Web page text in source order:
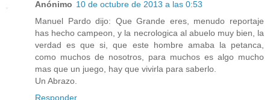
Anónimo 10 de octubre de 2013 a las 0:53
Manuel Pardo dijo: Que Grande eres, menudo reportaje
has hecho campeon, y la necrologica al abuelo muy bien, la
verdad es que si, que este hombre amaba la petanca,
como muchos de nosotros, para muchos es algo mucho
mas que un juego, hay que vivirla para saberlo.
Un Abrazo.
Responder